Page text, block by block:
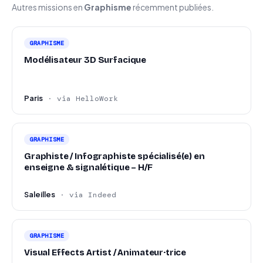
Autres missions en Graphisme récemment publiées.
GRAPHISME
Modélisateur 3D Surfacique
Paris · via HelloWork
GRAPHISME
Graphiste / Infographiste spécialisé(e) en
enseigne & signalétique – H/F
Saleilles · via Indeed
GRAPHISME
Visual Effects Artist / Animateur·trice